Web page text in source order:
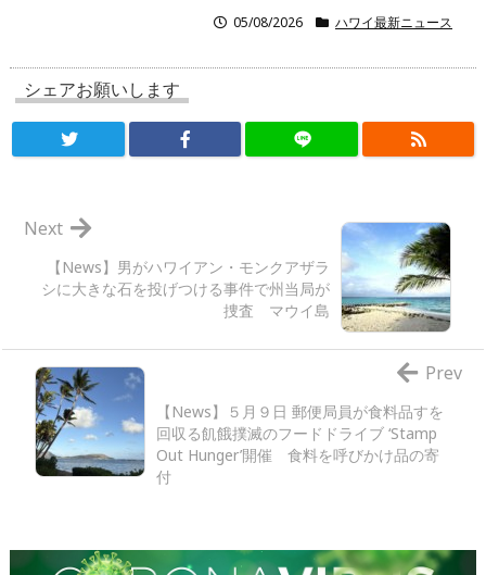
05/08/2026 ハワイ最新ニュース
シェアお願いします
【News】男がハワイアン・モンクアザラ
シに大きな石を投げつける事件で州当局が
捜査 マウイ島
Next
【News】５月９日 郵便局員が食料品すを
回収る飢餓撲滅のフードドライブ ‘Stamp
Out Hunger’開催 食料を呼びかけ品の寄
付
Prev